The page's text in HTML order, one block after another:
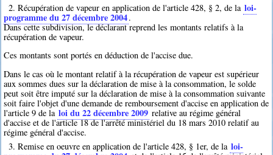
2. Récupération de vapeur en application de l'article 428, § 2, de la loi-
programme du 27 décembre 2004.
Dans cette subdivision, le déclarant reprend les montants relatifs à la
récupération de vapeur.
Ces montants sont portés en déduction de l'accise due.
Dans le cas où le montant relatif à la récupération de vapeur est supérieur
aux sommes dues sur la déclaration de mise à la consommation, le solde
peut soit être imputé sur la déclaration de mise à la consommation suivante
soit faire l'objet d'une demande de remboursement d'accise en application de
l'article 9 de la loi du 22 décembre 2009 relative au régime général
d'accise et de l'article 18 de l'arrêté ministériel du 18 mars 2010 relatif au
régime général d'accise.
3. Remise en oeuvre en application de l'article 428, § 1er, de la loi-